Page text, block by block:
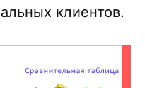
клиентов.